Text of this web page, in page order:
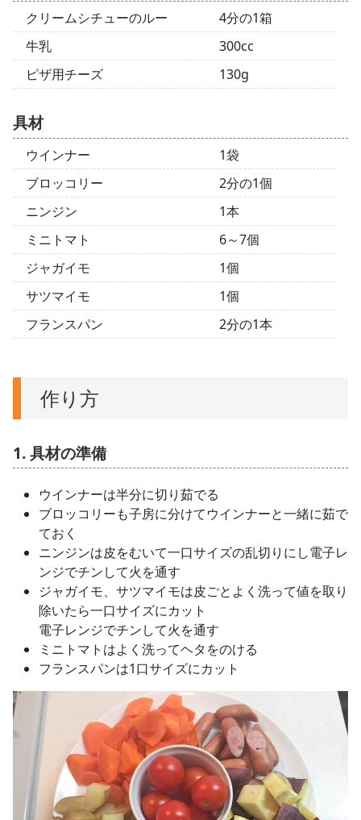
クリームシチューのルー
4分の1箱
牛乳
300cc
ピザ用チーズ
130g
具材
ウインナー
1袋
ブロッコリー
2分の1個
ニンジン
1本
ミニトマト
6～7個
ジャガイモ
1個
サツマイモ
1個
フランスパン
2分の1本
作り方
1. 具材の準備
ウインナーは半分に切り茹でる
ブロッコリーも子房に分けてウインナーと一緒に茹で
ておく
ニンジンは皮をむいて一口サイズの乱切りにし電子レ
ンジでチンして火を通す
ジャガイモ、サツマイモは皮ごとよく洗って値を取り
除いたら一口サイズにカット
電子レンジでチンして火を通す
ミニトマトはよく洗ってヘタをのける
フランスパンは1口サイズにカット